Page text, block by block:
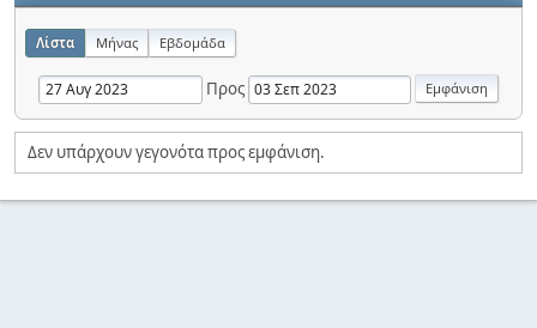
Λίστα Μήνας Εβδομάδα
Προς
Δεν υπάρχουν γεγονότα προς εμφάνιση.